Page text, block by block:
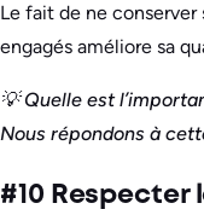
Le fait de ne
engagés améliore sa
💡 Quelle est
Nous répondons à
#10